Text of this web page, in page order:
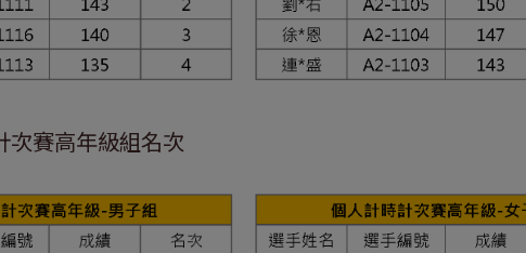
次賽高年級組名次